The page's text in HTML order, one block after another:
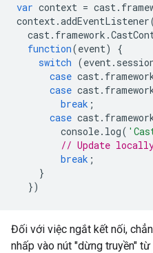
var context = cast.
context.addEventListener
cast. framework .
function(event)
{
switch (event.
case cast.
case cast.
break ;
case cast.
console. log(
// Update
break ;
}
})
Đối với việc ngắt kết nối,
nhấp vào nút "dừng truyền"